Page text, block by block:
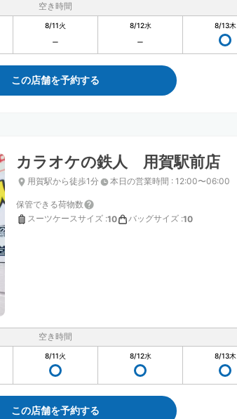
空き時間
8/11火 8/12水 8/13木
この店舗を予約する
カラオケの鉄人 用賀駅前店
用賀駅から徒歩1分 本日の営業時間 : 12:00〜06:00
保管できる荷物数
スーツケースサイズ :10 バッグサイズ :10
空き時間
8/11火 8/12水 8/13木
この店舗を予約する